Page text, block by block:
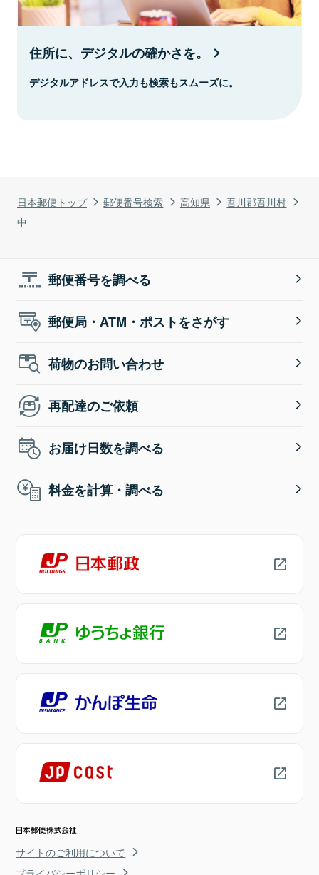
日本郵便トップ 郵便番号検索 高知県
吾川郡吾川村
中
住所に、デジタルの確かさを。
デジタルアドレスで入力も検索もスムーズに。
郵便番号を調べる
郵便局・ATM・ポストをさがす
荷物のお問い合わせ
再配達のご依頼
お届け日数を調べる
料金を計算・調べる
サイトのご利用について